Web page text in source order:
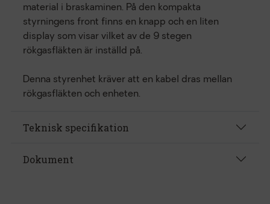
material i braskaminen. På den kompakta
styrningens front finns en knapp och en liten
display som visar vilket av de 9 stegen
rökgasfläkten är inställd på.
Denna styrenhet kräver att en kabel dras mellan
rökgasfläkten och enheten.
Teknisk specifikation
Dokument